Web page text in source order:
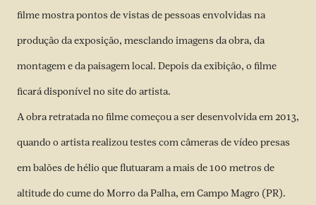
filme mostra pontos de vistas de pessoas envolvidas na
produção da exposição, mesclando imagens da obra, da
montagem e da paisagem local. Depois da exibição, o filme
ficará disponível nositedo artista.
A obra retratada no filme começou a ser desenvolvida em 2013,
quando o artista realizou testes com câmeras de vídeo presas
em balões de hélio que flutuaram a mais de 100 metros de
altitude do cume do Morro da Palha, em Campo Magro (PR).